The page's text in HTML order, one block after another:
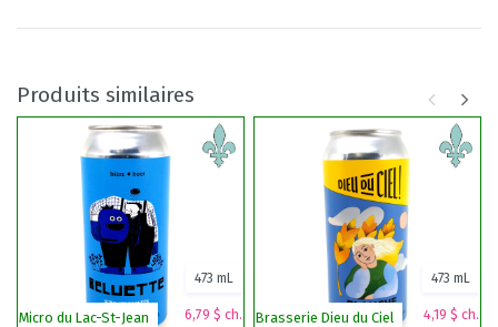
Produits similaires
Micro du Lac-St-Jean 6,79 $ ch.
473 mL
Brasserie Dieu du Ciel 4,19 $ ch.
473 mL